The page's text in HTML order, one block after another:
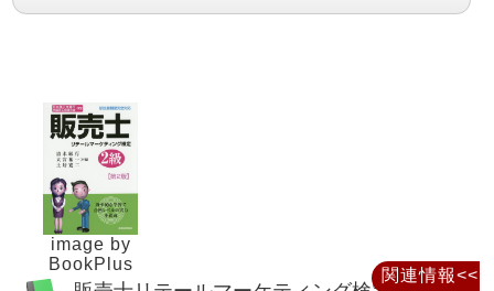
image by
BookPlus
関連情報<<